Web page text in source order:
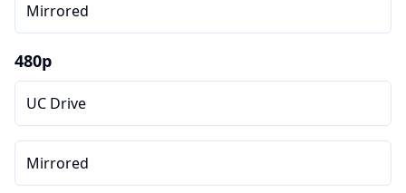
Mirrored
480p
UC Drive
Mirrored